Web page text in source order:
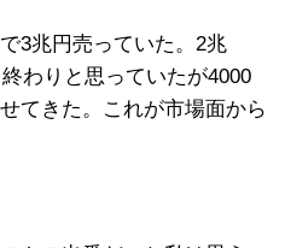
3兆円売っていた。2兆
わりと思っていたが4000
てきた。これが市場面から